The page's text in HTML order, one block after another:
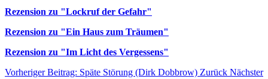
Rezension zu "Lockruf der Gefahr"
Rezension zu "Ein Haus zum Träumen"
Rezension zu "Im Licht des Vergessens"
Vorheriger Beitrag: Späte Störung (Dirk Dobbrow) Zurück Nächster